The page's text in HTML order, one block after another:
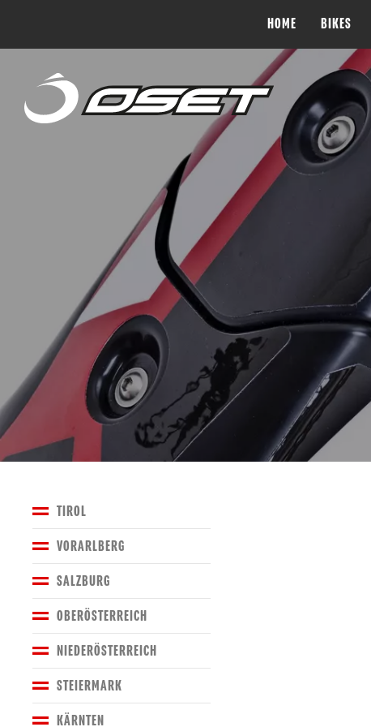
HOME BIKES
TIROL
VORARLBERG
SALZBURG
OBERÖSTERREICH
NIEDERÖSTERREICH
STEIERMARK
KÄRNTEN